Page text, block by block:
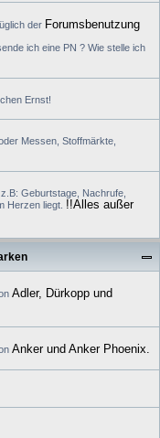
der Forumsbenutzung
ich eine PN ? Wie stelle ich
Ernst!
Messen, Stoffmärkte,
Geburtstage, Nachrufe,
Herzen liegt. !!Alles außer
Adler, Dürkopp und
Anker und Anker Phoenix.